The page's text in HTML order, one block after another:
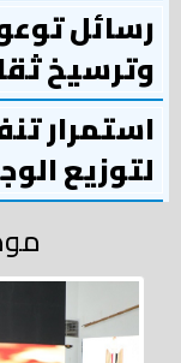
رسائل
وترسيخ
استمرار
لتوزيع